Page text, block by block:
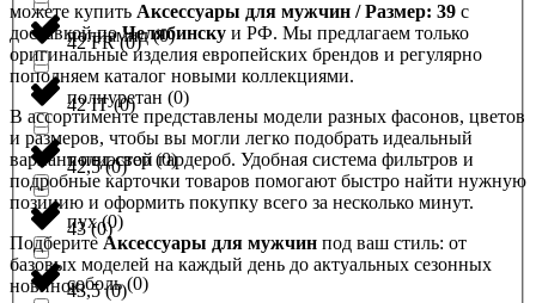
42 FR (0)
42 IT (0)
42,5 (0)
43 (0)
43,5 (0)
полиамид (0)
полиуретан (0)
полиэстер (0)
пух (0)
соболь (0)
можете купить Аксессуары для мужчин / Размер: 39 с
доставкой поЧелябинску и РФ. Мы предлагаем только
оригинальные изделия европейских брендов и регулярно
пополняем каталог новыми коллекциями.
В ассортименте представлены модели разных фасонов, цветов
и размеров, чтобы вы могли легко подобрать идеальный
вариант под свой гардероб. Удобная система фильтров и
подробные карточки товаров помогают быстро найти нужную
позицию и оформить покупку всего за несколько минут.
Подберите Аксессуары для мужчин под ваш стиль: от
базовых моделей на каждый день до актуальных сезонных
новинок.